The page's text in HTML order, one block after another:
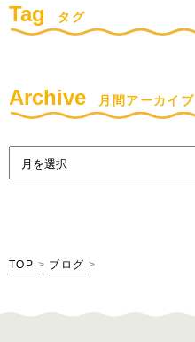
Tag タグ
Archive 月間アーカイブ
TOP > ブログ >